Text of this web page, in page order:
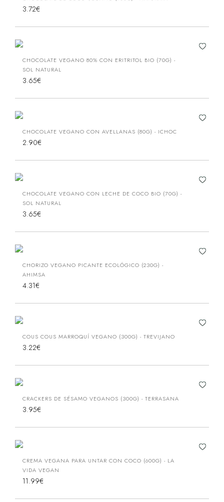
3.72€
CHOCOLATE VEGANO 80% CON ERITRITOL BIO (70G) -
SOL NATURAL
3.65€
CHOCOLATE VEGANO CON AVELLANAS (80G) - ICHOC
2.90€
CHOCOLATE VEGANO CON LECHE DE COCO BIO (70G) -
SOL NATURAL
3.65€
CHORIZO VEGANO PICANTE ECOLÓGICO (230G) -
AHIMSA
4.31€
COUS COUS MARROQUÍ VEGANO (300G) - TREVIJANO
3.22€
CRACKERS DE SÉSAMO VEGANOS (300G) - TERRASANA
3.95€
CREMA VEGANA PARA UNTAR CON COCO (600G) - LA
VIDA VEGAN
11.99€